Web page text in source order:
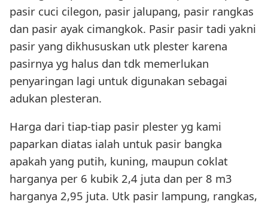
pasir cuci cilegon, pasir jalupang, pasir rangkas
dan pasir ayak cimangkok. Pasir pasir tadi yakni
pasir yang dikhususkan utk plester karena
pasirnya yg halus dan tdk memerlukan
penyaringan lagi untuk digunakan sebagai
adukan plesteran.
Harga dari tiap-tiap pasir plester yg kami
paparkan diatas ialah untuk pasir bangka
apakah yang putih, kuning, maupun coklat
harganya per 6 kubik 2,4 juta dan per 8 m3
harganya 2,95 juta. Utk pasir lampung, rangkas,